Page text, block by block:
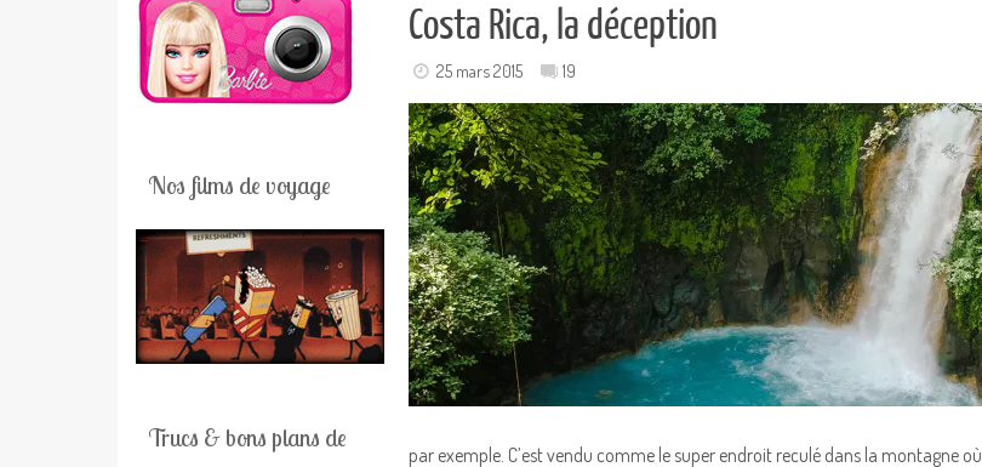
Costa Rica, la déception
25 mars 2015 19
par exemple. C’est vendu comme le super endroit reculé dans la montagne où…
Nos films de voyage
Trucs & bons plans de